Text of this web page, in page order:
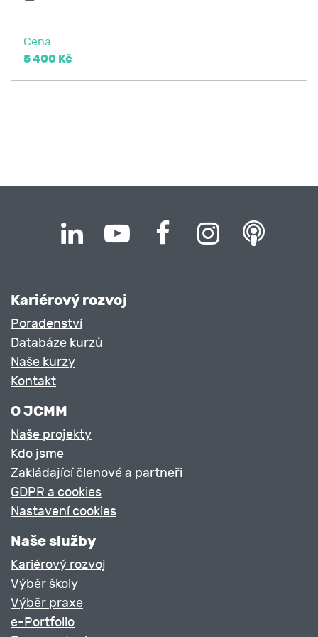
Cena:
5 400 Kč
Kariérový rozvoj
Poradenství
Databáze kurzů
Naše kurzy
Kontakt
O JCMM
Naše projekty
Kdo jsme
Zakládající členové a partneři
GDPR a cookies
Nastavení cookies
Naše služby
Kariérový rozvoj
Výběr školy
Výběr praxe
e-Portfolio